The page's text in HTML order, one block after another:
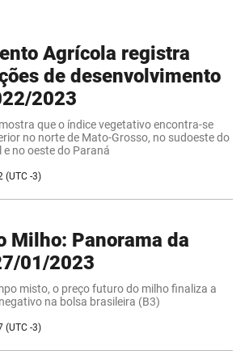
Agrícola registra
de desenvolvimento
2023
que o índice vegetativo encontra-se
no norte de Mato-Grosso, no sudoeste do
no oeste do Paraná
(UTC -3)
Milho: Panorama da
01/2023
misto, o preço futuro do milho finaliza a
na bolsa brasileira (B3)
(UTC -3)